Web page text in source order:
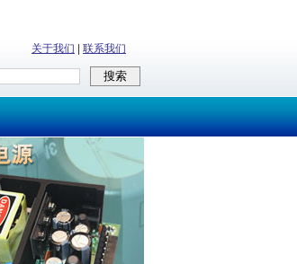
关于我们 联系我们